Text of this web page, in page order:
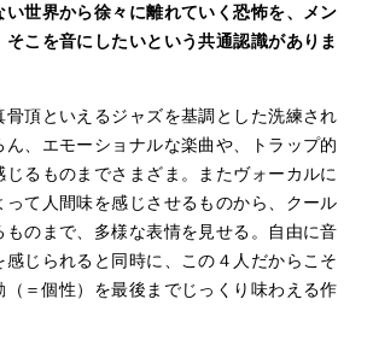
い世界から徐々に離れていく恐怖を、メン
こを音にしたいという共通認識がありま
骨頂といえるジャズを基調とした洗練され
ん、エモーショナルな楽曲や、トラップ的
じるものまでさまざま。またヴォーカルに
って人間味を感じさせるものから、クール
ものまで、多様な表情を見せる。自由に音
じられると同時に、この４人だからこそ
（＝個性）を最後までじっくり味わえる作